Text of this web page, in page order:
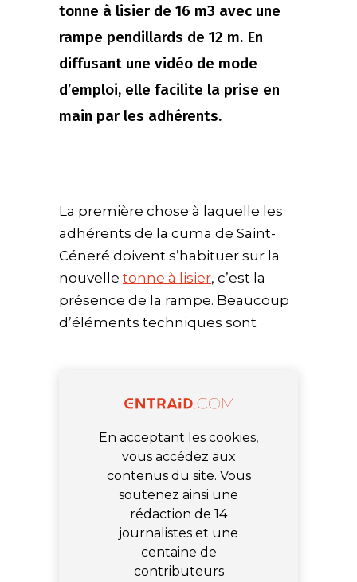
tonne à lisier de 16 m3 avec une
rampe pendillards de 12 m. En
diffusant une vidéo de mode
d’emploi, elle facilite la prise en
main par les adhérents.
La première chose à laquelle les
adhérents de la cuma de Saint-
Céneré doivent s’habituer sur la
nouvelle tonne à lisier, c’est la
présence de la rampe. Beaucoup
d’éléments techniques sont
En acceptant les cookies,
vous accédez aux
contenus du site. Vous
soutenez ainsi une
rédaction de 14
journalistes et une
centaine de
contributeurs